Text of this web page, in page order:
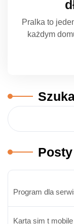
Pralka to
każdym
Posty
Program dla
Karta sim t mobile